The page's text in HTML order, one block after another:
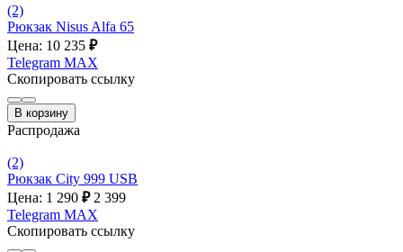
(2)
Рюкзак Nisus Alfa 65
Цена: 10 235 ₽
Telegram MAX
Скопировать ссылку
В корзину
Распродажа
(2)
Рюкзак City 999 USB
Цена: 1 290 ₽ 2 399
Telegram MAX
Скопировать ссылку